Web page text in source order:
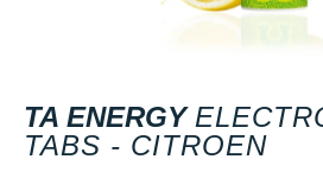
TA ENERGY
TABS - CITROEN